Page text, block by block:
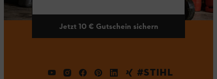
Jetzt 10 € Gutschein sichern
#STIHL